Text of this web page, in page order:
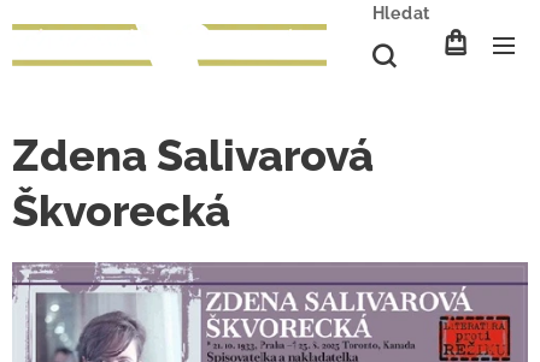
Hledat
Zdena Salivarová
Škvorecká